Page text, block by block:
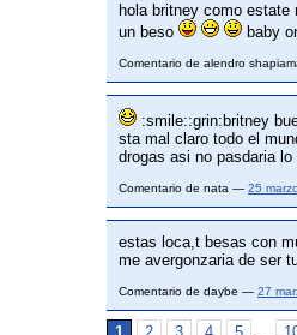
hola britney como
un beso
baby
Comentario de alendro
:smile::grin:britney
sta mal claro todo el
drogas asi no pasdaria
Comentario de nata — 25
estas loca,t besas con
me avergonzaria de ser
Comentario de daybe — 27